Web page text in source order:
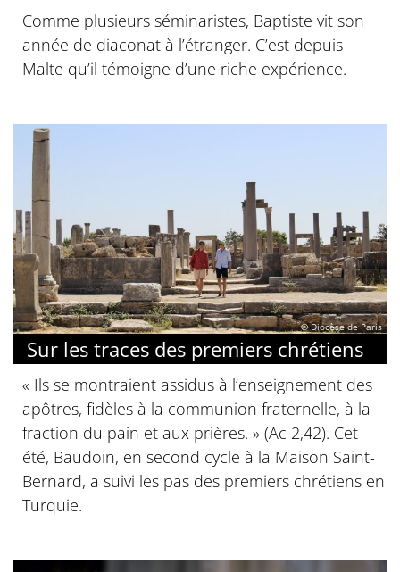
Comme plusieurs séminaristes, Baptiste vit son
année de diaconat à l’étranger. C’est depuis
Malte qu’il témoigne d’une riche expérience.
© Diocèse de Paris
Sur les traces des premiers chrétiens
« Ils se montraient assidus à l’enseignement des
apôtres, fidèles à la communion fraternelle, à la
fraction du pain et aux prières. » (Ac 2,42). Cet
été, Baudoin, en second cycle à la Maison Saint-
Bernard, a suivi les pas des premiers chrétiens en
Turquie.